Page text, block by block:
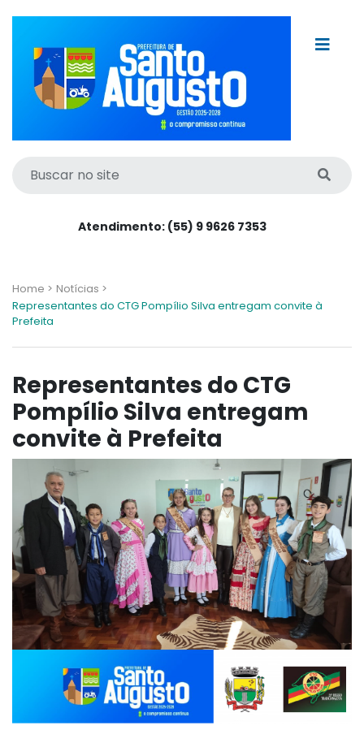
Atendimento: (55) 9 9626 7353
Home > Notícias >
Representantes do CTG Pompílio Silva entregam convite à
Prefeita
Representantes do CTG
Pompílio Silva entregam
convite à Prefeita